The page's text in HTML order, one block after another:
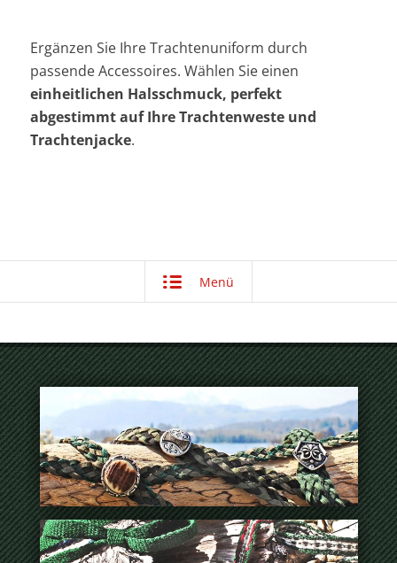
Ergänzen Sie Ihre Trachtenuniform durch
passende Accessoires. Wählen Sie einen
einheitlichen Halsschmuck, perfekt
abgestimmt auf Ihre Trachtenweste und
Trachtenjacke.
Menü